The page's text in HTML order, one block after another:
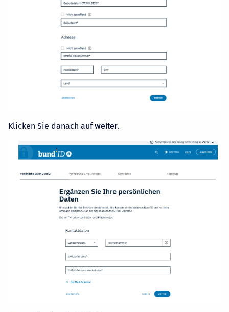
Klicken Sie danach aufweiter.